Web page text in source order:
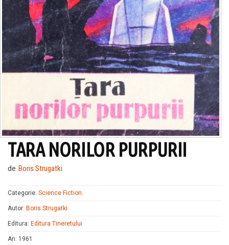
TARA NORILOR PURPURII
de Boris Strugatki
Categorie: Science Fiction.
Autor: Boris Strugatki.
Editura: Editura Tineretului
An: 1961